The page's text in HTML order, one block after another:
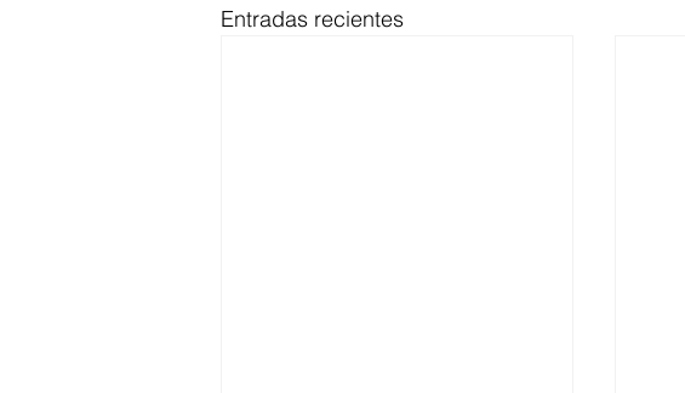
Entradas recientes